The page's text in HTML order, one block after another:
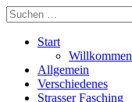
Start
Willkommen
Allgemein
Verschiedenes
Strasser Fasching